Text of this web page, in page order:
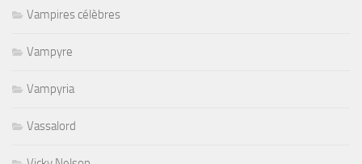
Vampires célèbres
Vampyre
Vampyria
Vassalord